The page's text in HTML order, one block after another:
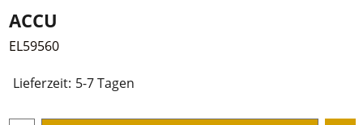
ACCU
EL59560
€27.95 zzgl. Mwst und Versandkosten